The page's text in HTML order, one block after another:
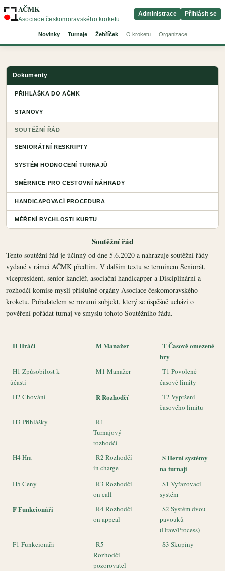
AČMK
Asociace českomoravského kroketu
Novinky Turnaje Žebříček O kroketu Organizace
Administrace Přihlásit se
Soutěžní řád
Tento soutěžní řád je účinný od dne 5.6.2020 a nahrazuje soutěžní řády
vydané v rámci AČMK předtím. V dalším textu se termínem Seniorát,
vicepresident, senior-kancléř, asociační handicapper a Disciplinární a
rozhodčí komise myslí příslušné orgány Asociace českomoravského
kroketu. Pořadatelem se rozumí subjekt, který se úspěšně uchází o
pověření pořádat turnaj ve smyslu tohoto Soutěžního řádu.
H Hráči M Manažer
T Časově omezené
hry
H1 Způsobilost k
účasti
M1 Manažer
T1 Povolené
časové limity
H2 Chování
R Rozhodčí
T2 Vypršení
časového limitu
H3 Přihlášky
R1
Turnajový
rozhodčí
H4 Hra
R2 Rozhodčí
in charge
S Herní systémy
na turnaji
H5 Ceny
R3 Rozhodčí
on call
S1 Vyřazovací
systém
F Funkcionáři
R4 Rozhodčí
on appeal
S2 Systém dvou
pavouků
(Draw/Process)
F1 Funkcionáři
R5
Rozhodčí-
pozorovatel
S3 Skupiny
Dokumenty
PŘIHLÁŠKA DO AČMK
STANOVY
SOUTĚŽNÍ ŘÁD
SENIORÁTNÍ RESKRIPTY
SYSTÉM HODNOCENÍ TURNAJŮ
SMĚRNICE PRO CESTOVNÍ NÁHRADY
HANDICAPOVACÍ PROCEDURA
MĚŘENÍ RYCHLOSTI KURTU